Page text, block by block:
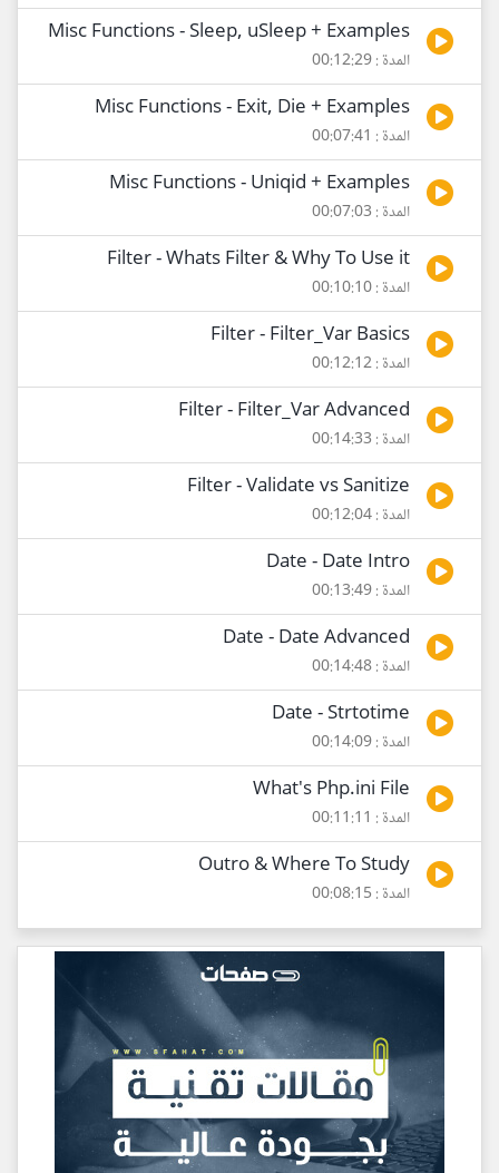
Misc Functions - Sleep, uSleep + Examples
المدة : 00:12:29
Misc Functions - Exit, Die + Examples
المدة : 00:07:41
Misc Functions - Uniqid + Examples
المدة : 00:07:03
Filter - Whats Filter & Why To Use it
المدة : 00:10:10
Filter - Filter_Var Basics
المدة : 00:12:12
Filter - Filter_Var Advanced
المدة : 00:14:33
Filter - Validate vs Sanitize
المدة : 00:12:04
Date - Date Intro
المدة : 00:13:49
Date - Date Advanced
المدة : 00:14:48
Date - Strtotime
المدة : 00:14:09
What's Php.ini File
المدة : 00:11:11
Outro & Where To Study
المدة : 00:08:15